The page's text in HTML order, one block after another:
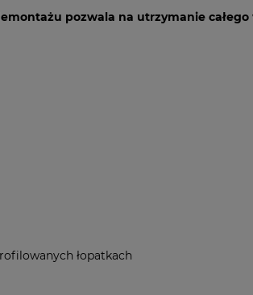
pozwala na utrzymanie
łopatkach